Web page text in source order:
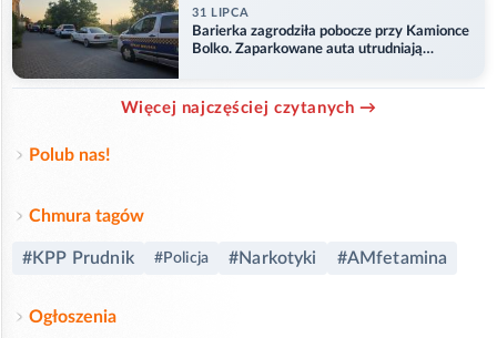
31 LIPCA
Barierka zagrodziła pobocze przy Kamionce
Bolko. Zaparkowane auta utrudniają
Więcej najczęściej czytanych →
Polub nas!
Chmura tagów
#KPP Prudnik #Policja #Narkotyki #AMfetamina
Ogłoszenia